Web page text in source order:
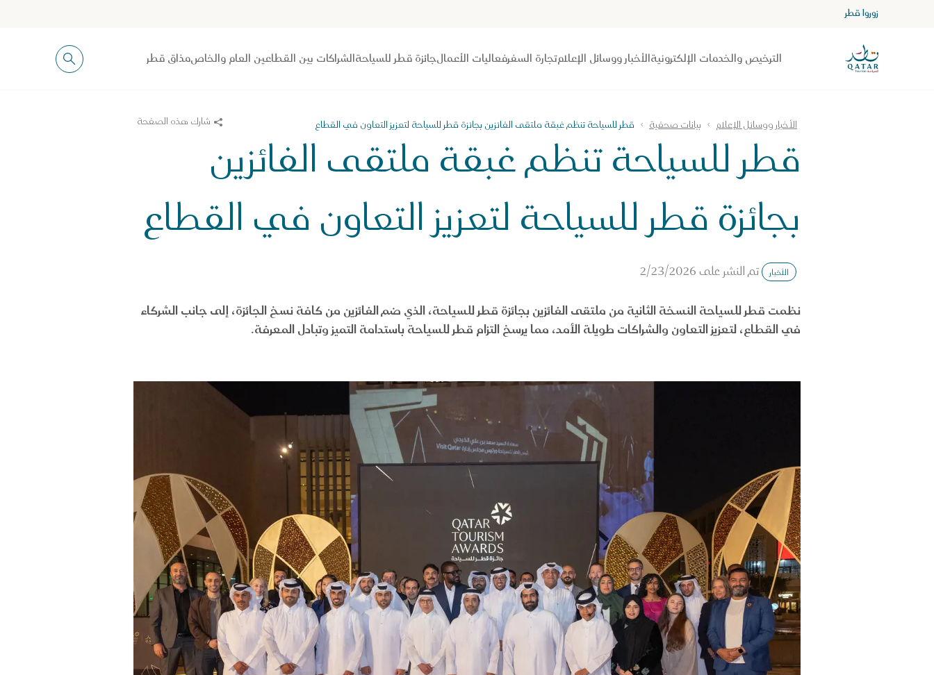
الصفحة الرئيسية لموقع VisitQatar
زوروا قطر
الترخيص والخدمات الإلكترونيةالأخبار ووسائل الإعلامتجارة السفرفعاليات الأعمالجائزة قطر للسياحةالشراكات بين القطاعين العام والخاصمذاق قطر
الأخبار ووسائل الإعلام بيانات صحفية قطر للسياحة تنظم غبقة ملتقى الفائزين بجائزة قطر للسياحة لتعزيز التعاون في القطاع شارك هذه الصفحة
قطر للسياحة تنظم غبقة ملتقى الفائزين
بجائزة قطر للسياحة لتعزيز التعاون في القطاع
الأخبار تم النشر على 2/23/2026
نظمت قطر للسياحة النسخة الثانية من ملتقى الفائزين بجائزة قطر للسياحة، الذي ضم الفائزين من كافة نسخ الجائزة، إلى جانب الشركاء
في القطاع، لتعزيز التعاون والشراكات طويلة الأمد، مما يرسخ التزام قطر للسياحة باستدامة التميز وتبادل المعرفة.